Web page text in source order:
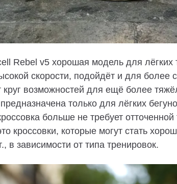
Rebel v5 хорошая модель для лёгких
скорости, подойдёт и для
круг возможностей для ещё более
только для лёгких
больше не требует отточенной
кроссовки, которые могут стать
в зависимости от типа тренировок.